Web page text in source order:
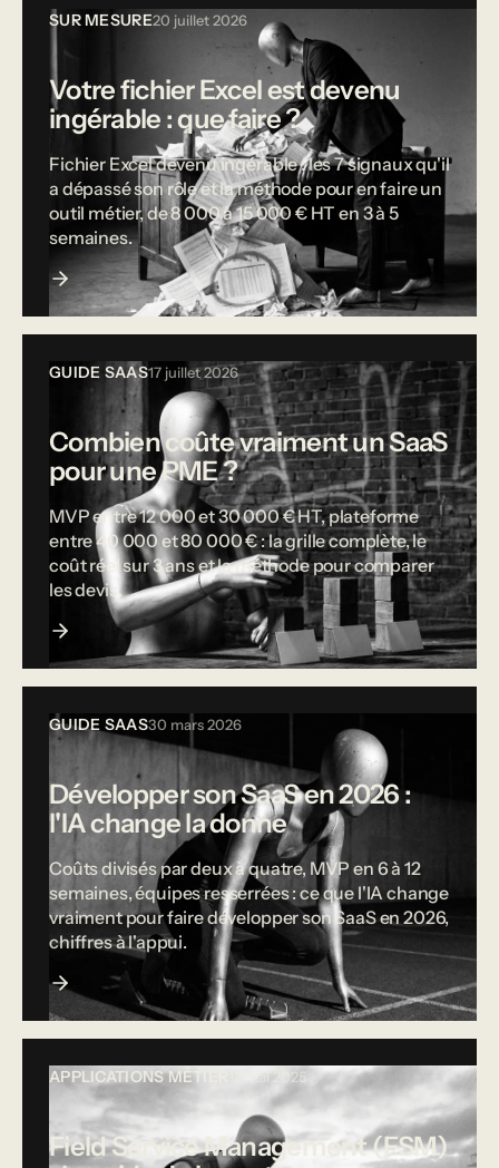
SUR MESURE20 juillet 2026
Votre fichier Excel est devenu
ingérable : que faire ?
Fichier Excel devenu ingérable : les 7 signaux qu'il
a dépassé son rôle et la méthode pour en faire un
outil métier, de 8 000 à 15 000 € HT en 3 à 5
semaines.
GUIDE SAAS17 juillet 2026
Combien coûte vraiment un SaaS
pour une PME ?
MVP entre 12 000 et 30 000 € HT, plateforme
entre 40 000 et 80 000 € : la grille complète, le
coût réel sur 3 ans et la méthode pour comparer
les devis.
GUIDE SAAS30 mars 2026
Développer son SaaS en 2026 :
l'IA change la donne
Coûts divisés par deux à quatre, MVP en 6 à 12
semaines, équipes resserrées : ce que l'IA change
vraiment pour faire développer son SaaS en 2026,
chiffres à l'appui.
APPLICATIONS MÉTIER 12 mai 2025
Field Service Management (FSM)